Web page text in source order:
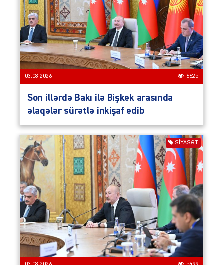
03.08.2026 6625
Son illərdə Bakı ilə Bişkek arasında
əlaqələr sürətlə inkişaf edib
SIYASƏT
03.08.2026 5499